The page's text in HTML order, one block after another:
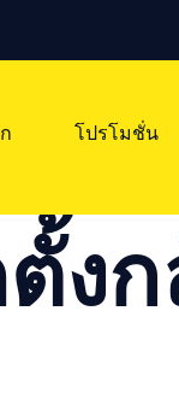
โปรโมชั่น
งก